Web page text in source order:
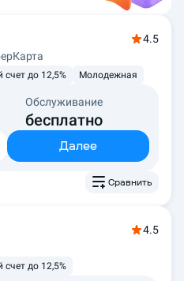
4.5
до 12,5% Молодежная
Обслуживание
бесплатно
Далее
Сравнить
4.5
до 12,5%